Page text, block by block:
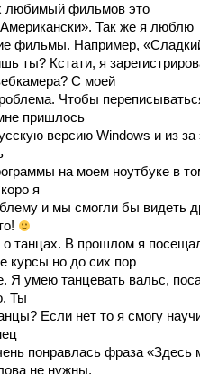
любимый фильмов это
Так же я люблю
фильмы. Например,
ты? Кстати, я
С моей
Чтобы
пришлось
версию Windows и из за
на моем ноутбуке в
я
и мы смогли бы видеть
о танцах. В прошлом я
курсы но до сих пор
Я умею танцевать вальс,
Ты
Если нет то я смогу
понравлась фраза «Здесь
не нужны,